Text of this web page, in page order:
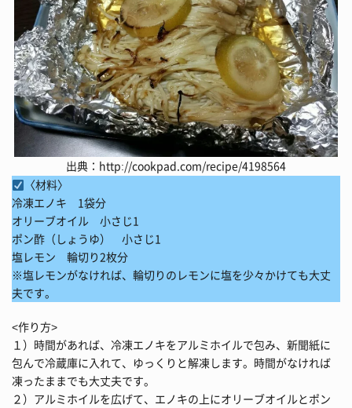
出典： http://cookpad.com/recipe/4198564
〈材料〉
冷凍エノキ 1袋分
オリーブオイル 小さじ1
ポン酢（しょうゆ） 小さじ1
塩レモン 輪切り2枚分
※塩レモンがなければ、輪切りのレモンに塩を少々かけても大丈
夫です。
<作り方>
１）時間があれば、冷凍エノキをアルミホイルで包み、新聞紙に
包んで冷蔵庫に入れて、ゆっくりと解凍します。時間がなければ
凍ったままでも大丈夫です。
２）アルミホイルを広げて、エノキの上にオリーブオイルとポン